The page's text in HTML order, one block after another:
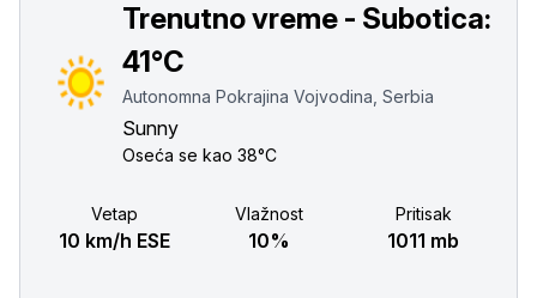
Trenutno vreme - Subotica:
41°C
Autonomna Pokrajina Vojvodina, Serbia
Sunny
Oseća se kao 38°C
Vetар
10 km/h ESE
Vlažnost
10%
Pritisak
1011 mb